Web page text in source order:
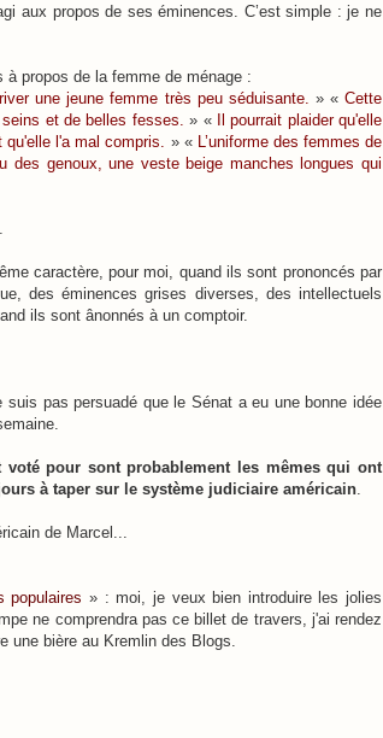
aux propos de ses éminences. C’est simple : je ne
à propos de la femme de ménage :
une jeune femme très peu séduisante. » «Cette
seins et de belles fesses.» « Il pourrait plaider qu'elle
l'a mal compris.
» « L’uniforme des femmes de
des genoux, une veste beige manches longues qui
caractère, pour moi, quand ils sont prononcés par
des éminences grises diverses, des intellectuels
ils sont ânonnés à un comptoir.
suis pas persuadé que le Sénat a eu une bonne idée
voté pour sont probablement les mêmes qui ont
à taper sur le système judiciaire américain
de Marcel...
populaires » : moi, je veux bien introduire les jolies
ne comprendra pas ce billet de travers, j'ai rendez
une bière au Kremlin des Blogs.